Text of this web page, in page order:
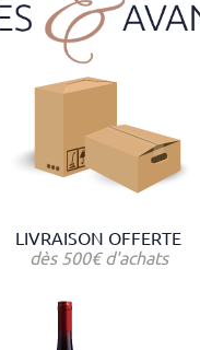
LIVRAISON OFFERTE
dès 500€ d'achats